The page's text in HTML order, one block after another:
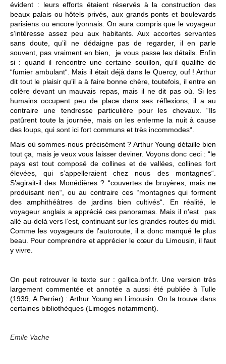
évident : leurs efforts étaient réservés à la construction des
beaux palais ou hôtels privés, aux grands ponts et boulevards
parisiens ou encore lyonnais. On aura compris que le voyageur
s’intéresse assez peu aux habitants. Aux accortes servantes
sans doute, qu’il ne dédaigne pas de regarder, il en parle
souvent, pas vraiment en bien, je vous passe les détails. Enfin
si : quand il rencontre une certaine souillon, qu’il qualifie de
“fumier ambulant“. Mais il était déjà dans le Quercy, ouf ! Arthur
dit tout le plaisir qu’il a à faire bonne chère, toutefois, il entre en
colère devant un mauvais repas, mais il ne dit pas où. Si les
humains occupent peu de place dans ses réflexions, il a au
contraire une tendresse particulière pour les chevaux. “Ils
patûrent toute la journée, mais on les enferme la nuit à cause
des loups, qui sont ici fort communs et très incommodes“.
Mais où sommes-nous précisément ? Arthur Young détaille bien
tout ça, mais je veux vous laisser deviner. Voyons donc ceci : “le
pays est tout composé de collines et de vallées, collines fort
élevées, qui s’appelleraient chez nous des montagnes“.
S’agirait-il des Monédières ? “couvertes de bruyères, mais ne
produisant rien“, ou au contraire ces “montagnes qui forment
des amphithéâtres de jardins bien cultivés“. En réalité, le
voyageur anglais a apprécié ces panoramas. Mais il n’est pas
allé au-delà vers l’est, continuant sur les grandes routes du midi.
Comme les voyageurs de l’autoroute, il a donc manqué le plus
beau. Pour comprendre et apprécier le cœur du Limousin, il faut
y vivre.
On peut retrouver le texte sur : gallica.bnf.fr. Une version très
largement commentée et annotée a aussi été publiée à Tulle
(1939, A.Perrier) : Arthur Young en Limousin. On la trouve dans
certaines bibliothèques (Limoges notamment).
Emile Vache